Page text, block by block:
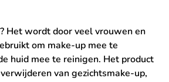
Het wordt door veel vrouwen en
om make-up mee te
huid mee te reinigen. Het product
van gezichtsmake-up,